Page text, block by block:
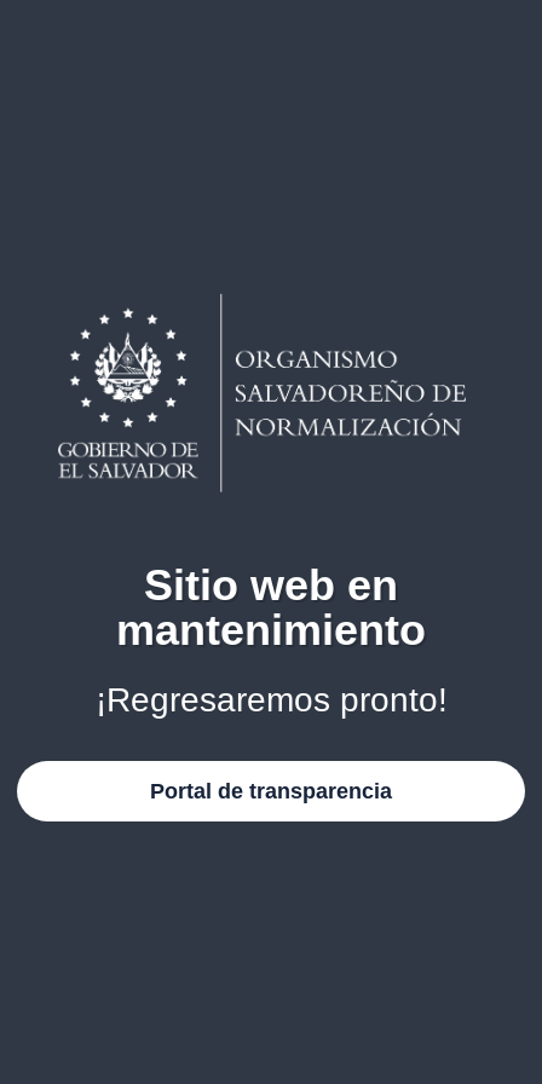
Sitio web en
mantenimiento
¡Regresaremos pronto!
Portal de transparencia